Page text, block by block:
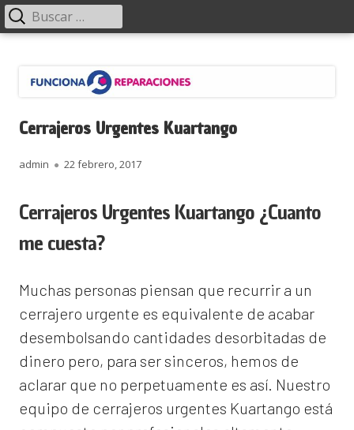
contenido
Menú
principal Buscar:
Cerrajeros Urgentes Kuartango
Autor
admin
Publicado
22 febrero, 2017
Cerrajeros Urgentes Kuartango ¿Cuanto
me cuesta?
Muchas personas piensan que recurrir a un
cerrajero urgente es equivalente de acabar
desembolsando cantidades desorbitadas de
dinero pero, para ser sinceros, hemos de
aclarar que no perpetuamente es así. Nuestro
equipo de cerrajeros urgentes Kuartango está